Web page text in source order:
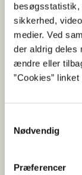
besøgsstatistik,
sikkerhed,
medier. Ved
der aldrig deles
ændre eller
”Cookies”
Nødvendig
Præferencer
GUDP
Projektet vil
med seks
dyrevelfærden,